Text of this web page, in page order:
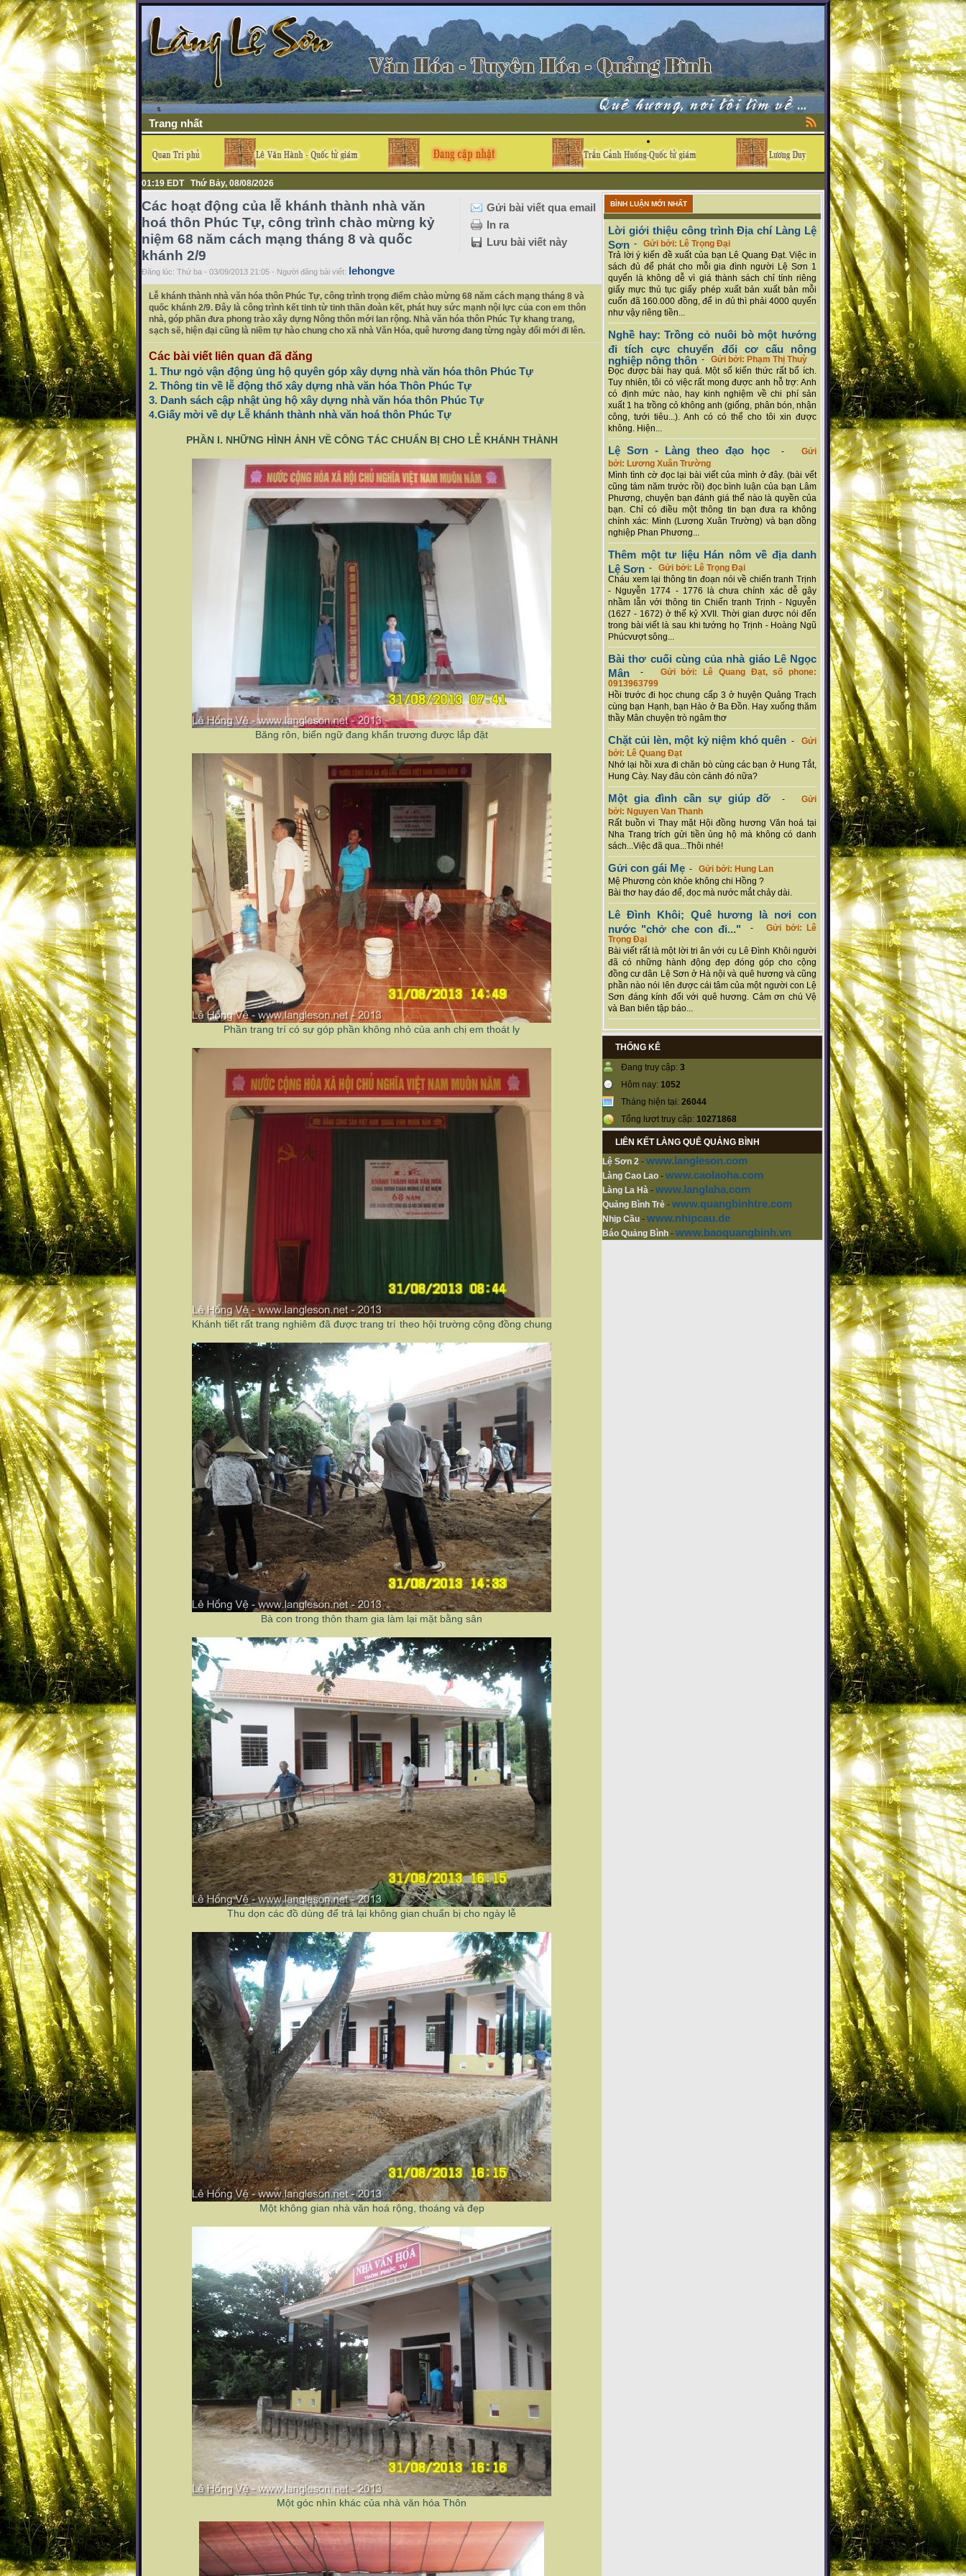
Trang nhất
01:19 EDT Thứ Bảy, 08/08/2026
Gửi bài viết qua email
In ra
Lưu bài viết này
Các hoạt động của lễ khánh thành nhà văn
hoá thôn Phúc Tự, công trình chào mừng kỷ
niệm 68 năm cách mạng tháng 8 và quốc
khánh 2/9
Đăng lúc: Thứ ba - 03/09/2013 21:05 - Người đăng bài viết: lehongve
Lễ khánh thành nhà văn hóa thôn Phúc Tự, công trình trọng điểm chào mừng 68 năm cách mạng tháng 8 và
quốc khánh 2/9. Đây là công trình kết tinh từ tinh thần đoàn kết, phát huy sức mạnh nội lực của con em thôn
nhà, góp phần đưa phong trào xây dựng Nông thôn mới lan rộng. Nhà văn hóa thôn Phúc Tự khang trang,
sạch sẽ, hiện đại cũng là niềm tự hào chung cho xã nhà Văn Hóa, quê hương đang từng ngày đổi mới đi lên.
Các bài viết liên quan đã đăng
1. Thư ngỏ vận động ủng hộ quyên góp xây dựng nhà văn hóa thôn Phúc Tự
2. Thông tin về lễ động thổ xây dựng nhà văn hóa Thôn Phúc Tự
3. Danh sách cập nhật ủng hộ xây dựng nhà văn hóa thôn Phúc Tự
4.Giấy mời về dự Lễ khánh thành nhà văn hoá thôn Phúc Tự
PHẦN I. NHỮNG HÌNH ẢNH VỀ CÔNG TÁC CHUẨN BỊ CHO LỄ KHÁNH THÀNH
Băng rôn, biển ngữ đang khẩn trương được lắp đặt
Phần trang trí có sự góp phần không nhỏ của anh chị em thoát ly
Khánh tiết rất trang nghiêm đã được trang trí theo hội trường cộng đồng chung
Bà con trong thôn tham gia làm lại mặt bằng sân
Thu dọn các đồ dùng để trả lại không gian chuẩn bị cho ngày lễ
Một không gian nhà văn hoá rộng, thoáng và đẹp
Một góc nhìn khác của nhà văn hóa Thôn
BÌNH LUẬN MỚI NHẤT
Lời giới thiệu công trình Địa chí Làng Lệ
Sơn - Gửi bởi: Lê Trọng Đại
Trả lời ý kiến đề xuất của bạn Lê Quang Đạt. Việc in
sách đủ để phát cho mỗi gia đình người Lệ Sơn 1
quyển là không dễ vì giá thành sách chỉ tính riêng
giấy mực thủ tục giấy phép xuất bản xuất bản mỗi
cuốn đã 160.000 đồng, để in đủ thì phải 4000 quyển
như vậy riêng tiền...
Nghề hay: Trồng cỏ nuôi bò một hướng
đi tích cực chuyển đổi cơ cấu nông
nghiệp nông thôn - Gửi bởi: Phạm Thị Thuỳ
Đọc được bài hay quá. Một số kiến thức rất bổ ích.
Tuy nhiên, tôi có việc rất mong được anh hỗ trợ: Anh
có định mức nào, hay kinh nghiệm về chi phí sản
xuất 1 ha trồng cỏ không anh (giống, phân bón, nhận
công, tưới tiêu...). Anh có có thể cho tôi xin được
không. Hiện...
Lệ Sơn - Làng theo đạo học-Gửi
bởi: Lương Xuân Trường
Mình tình cờ đọc lại bài viết của mình ở đây. (bài vết
cũng tám năm trước rồi) đọc bình luận của bạn Lâm
Phương, chuyện bạn đánh giá thế nào là quyền của
bạn. Chỉ có điều một thông tin bạn đưa ra không
chính xác: Mình (Lương Xuân Trường) và bạn dồng
nghiệp Phan Phương...
Thêm một tư liệu Hán nôm về địa danh
Lệ Sơn - Gửi bởi: Lê Trọng Đại
Cháu xem lại thông tin đoạn nói về chiến tranh Trịnh
- Nguyễn 1774 - 1776 là chưa chính xác dễ gây
nhầm lẫn với thông tin Chiến tranh Trịnh - Nguyễn
(1627 - 1672) ở thế kỷ XVII. Thời gian được nói đến
trong bài viết là sau khi tướng họ Trịnh - Hoàng Ngũ
Phúcvượt sông...
Bài thơ cuối cùng của nhà giáo Lê Ngọc
Mân - Gửi bởi: Lê Quang Đạt, số phone:
0913963799
Hồi trước đi học chung cấp 3 ở huyện Quảng Trạch
cùng bạn Hạnh, bạn Hào ở Ba Đồn. Hay xuống thăm
thầy Mân chuyện trò ngâm thơ
Chặt củi lèn, một kỷ niệm khó quên-Gửi
bởi: Lê Quang Đạt
Nhớ lại hồi xưa đi chăn bò cùng các bạn ở Hung Tắt,
Hung Cày. Nay đâu còn cảnh đó nữa?
Một gia đình cần sự giúp đỡ -Gửi
bởi: Nguyen Van Thanh
Rất buồn vì Thay mặt Hội đồng hương Văn hoá tại
Nha Trang trích gửi tiền ủng hộ mà không có danh
sách...Việc đã qua...Thôi nhé!
Gửi con gái Mẹ - Gửi bởi: Hung Lan
Mệ Phương còn khỏe không chi Hồng ?
Bài thơ hay đáo để, đọc mà nước mắt chảy dài.
Lê Đình Khôi; Quê hương là nơi con
nước "chở che con đi..." - Gửi bởi: Lê
Trọng Đại
Bài viết rất là một lời tri ân với cụ Lê Đình Khôi người
đã có những hành động đẹp đóng góp cho cộng
đồng cư dân Lệ Sơn ở Hà nội và quê hương và cũng
phần nào nói lên được cái tâm của một người con Lệ
Sơn đáng kính đối với quê hương. Cảm ơn chú Vệ
và Ban biên tập báo...
THỐNG KÊ
Đang truy cập: 3
Hôm nay: 1052
Tháng hiện tại: 26044
Tổng lượt truy cập: 10271868
LIÊN KẾT LÀNG QUÊ QUẢNG BÌNH
Lệ Sơn 2 - www.langleson.com
Làng Cao Lao - www.caolaoha.com
Làng La Hà - www.langlaha.com
Quảng Bình Trẻ - www.quangbinhtre.com
Nhịp Cầu - www.nhipcau.de
Báo Quảng Bình - www.baoquangbinh.vn